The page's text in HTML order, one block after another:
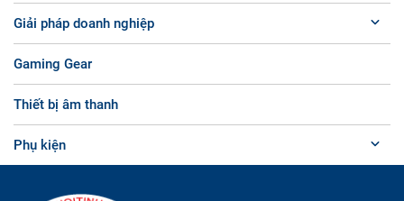
Giải pháp doanh nghiệp
Gaming Gear
Thiết bị âm thanh
Phụ kiện